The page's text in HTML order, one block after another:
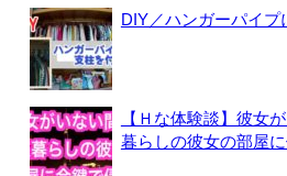
DIY／ハンガーパイプ
【Ｈな体験談】彼女
暮らしの彼女の部屋に